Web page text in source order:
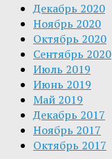
Декабрь 2020
Ноябрь 2020
Октябрь 2020
Сентябрь 2020
Июль 2019
Июнь 2019
Май 2019
Декабрь 2017
Ноябрь 2017
Октябрь 2017